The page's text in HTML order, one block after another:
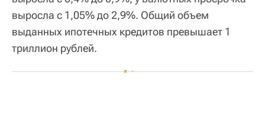
выросла с 1,05% до 2,9%. Общий объем
выданных ипотечных кредитов превышает 1
триллион рублей.